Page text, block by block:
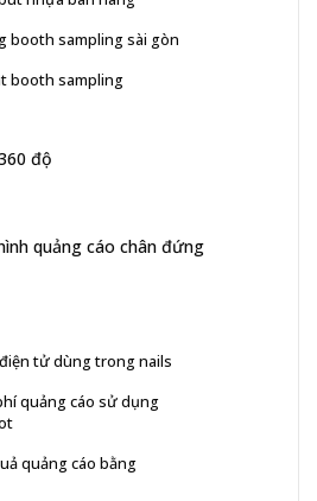
booth sampling sài gòn
booth sampling
độ
quảng cáo chân đứng
tử dùng trong nails
quảng cáo sử dụng
quảng cáo bằng